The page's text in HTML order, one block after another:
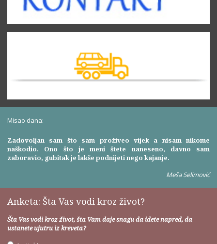
Misao dana:
Zadovoljan sam što sam proživeo vijek a nisam nikome
naškodio. Ono što je meni štete naneseno, davno sam
zaboravio, gubitak je lakše podnijeti nego kajanje.
Meša Selimović
Anketa: Šta Vas vodi kroz život?
Šta Vas vodi kroz život, šta Vam daje snagu da idete napred, da
ustanete ujutru iz kreveta?